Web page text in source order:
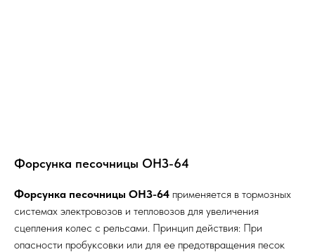
Форсунка песочницы ОНЗ-64
Форсунка песочницы ОНЗ-64 применяется в тормозных
системах электровозов и тепловозов для увеличения
сцепления колес с рельсами. Принцип действия: При
опасности пробуксовки или для ее предотвращения песок